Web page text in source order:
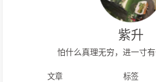
紫升
怕什么真理无穷，进一寸有
文章 标签